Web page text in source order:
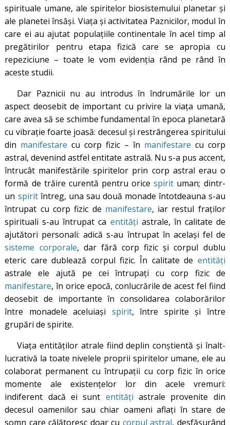
spirituale umane, ale spiritelor biosistemului planetar și
ale planetei însăși. Viața și activitatea Paznicilor, modul în
care ei au ajutat populațiile continentale în acel timp al
pregătirilor pentru etapa fizică care se apropia cu
repeziciune – toate le vom evidenția rând pe rând în
aceste studii.
Dar Paznicii nu au introdus în îndrumările lor un
aspect deosebit de important cu privire la viața umană,
care avea să se schimbe fundamental în epoca planetară
cu vibrație foarte joasă: decesul și restrângerea spiritului
din manifestare cu corp fizic – în manifestare cu corp
astral, devenind astfel entitate astrală. Nu s-a pus accent,
întrucât manifestările spiritelor prin corp astral erau o
formă de trăire curentă pentru oricespirit uman; dintr-
un spiritîntreg, una sau două monade întotdeauna s-au
întrupat cu corp fizic de manifestare, iar restul fraților
spirituali s-au întrupat ca entități astrale, în calitate de
ajutători personali: adică s-au întrupat în același fel de
sisteme corporale, dar fără corp fizic și corpul dublu
eteric care dublează corpul fizic. În calitate de entități
astrale ele ajută pe cei întrupați cu corp fizic de
manifestare, în orice epocă, conlucrările de acest fel fiind
deosebit de importante în consolidarea colaborărilor
între monadele aceluiași spirit, între spirite și între
grupări de spirite.
Viața entităților atrale fiind deplin conștientă și înalt-
lucrativă la toate nivelele proprii spiritelor umane, ele au
colaborat permanent cu întrupații cu corp fizic în orice
momente ale existențelor lor din acele vremuri:
indiferent dacă ei sunt entități astrale provenite din
decesul oamenilor sau chiar oameni aflați în stare de
somn care călătoresc doar cu corpul astral, desfășurând